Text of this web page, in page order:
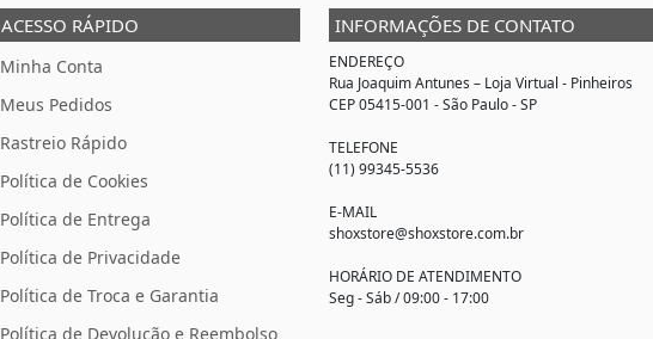
ACESSO RÁPIDO
Minha Conta
Meus Pedidos
Rastreio Rápido
Política de Cookies
Política de Entrega
Política de Privacidade
Política de Troca e Garantia
Política de Devolução e Reembolso
INFORMAÇÕES DE CONTATO
ENDEREÇO
Rua Joaquim Antunes – Loja Virtual - Pinheiros
CEP 05415-001 - São Paulo - SP
TELEFONE
(11) 99345-5536
E-MAIL
shoxstore@shoxstore.com.br
HORÁRIO DE ATENDIMENTO
Seg - Sáb / 09:00 - 17:00